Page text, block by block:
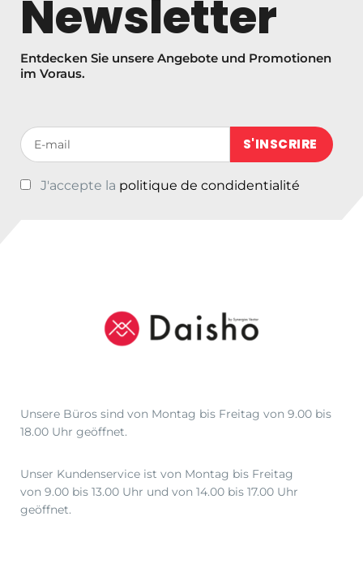
p
n
€
9
,
9
Newsletter
Entdecken Sie unsere Angebote und Promotionen
im Voraus.
Votre adresse de messagerie (obligatoire)
J'accepte la politique de condidentialité
Unsere Büros sind von Montag bis Freitag von 9.00 bis
18.00 Uhr geöffnet.
Unser Kundenservice ist von Montag bis Freitag
von 9.00 bis 13.00 Uhr und von 14.00 bis 17.00 Uhr
geöffnet.